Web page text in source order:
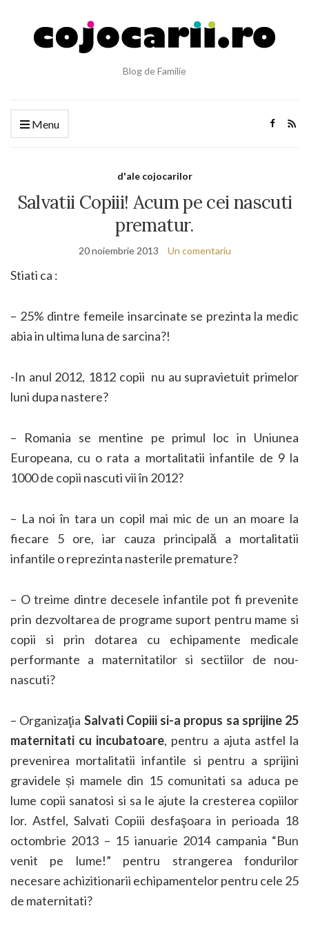
Blog de Familie
Menu
d'ale cojocarilor
Salvatii Copiii! Acum pe cei nascuti
prematur.
20 noiembrie 2013 Un comentariu
Stiati ca :
– 25% dintre femeile insarcinate se prezinta la medic
abia in ultima luna de sarcina?!
-In anul 2012, 1812 copii nu au supravietuit primelor
luni dupa nastere?
– Romania se mentine pe primul loc in Uniunea
Europeana, cu o rata a mortalitatii infantile de 9 la
1000 de copii nascuti vii în 2012?
– La noi în tara un copil mai mic de un an moare la
fiecare 5 ore, iar cauza principală a mortalitatii
infantile o reprezinta nasterile premature?
– O treime dintre decesele infantile pot fi prevenite
prin dezvoltarea de programe suport pentru mame si
copii si prin dotarea cu echipamente medicale
performante a maternitatilor si sectiilor de nou-
nascuti?
– Organizaţia Salvati Copiii si-a propus sa sprijine 25
maternitati cu incubatoare, pentru a ajuta astfel la
prevenirea mortalitatii infantile si pentru a sprijini
gravidele și mamele din 15 comunitati sa aduca pe
lume copii sanatosi si sa le ajute la cresterea copiilor
lor. Astfel, Salvati Copiii desfaşoara in perioada 18
octombrie 2013 – 15 ianuarie 2014 campania “Bun
venit pe lume!” pentru strangerea fondurilor
necesare achizitionarii echipamentelor pentru cele 25
de maternitati?